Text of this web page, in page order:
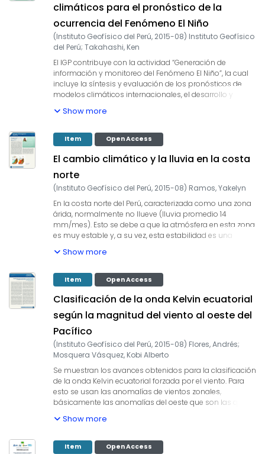
climáticos para el pronóstico de la
ocurrencia del Fenómeno El Niño
(Instituto Geofísico del Perú, 2015-08) Instituto Geofísico
del Perú; Takahashi, Ken
El IGP contribuye con la actividad “Generación de
información y monitoreo del Fenómeno El Niño”, la cual
incluye la síntesis y evaluación de los pronósticos de
modelos climáticos internacionales, el desarrollo y
el desarrollo de estudios científicos que fortalecerá en
Boletín tiene como objetivo difundir conocimientos
científicos, avances científicos y noticias relacionadas a
este tema, con la finalidad de mantener informados a
uso óptimo de la información presentada.
Show more
Item Open Access
El cambio climático y la lluvia en la costa
norte
(Instituto Geofísico del Perú, 2015-08) Ramos, Yakelyn
En la costa norte del Perú, caracterizada como una zona
árida, normalmente no llueve (lluvia promedio 14
mm/mes). Esto se debe a que la atmósfera en esta zona
es muy estable y, a su vez, esta estabilidad es una
subsidencia atmosférica, lo cual forma la llamada
cálidos y ligeros por encima de los aires de la capa
límite atmosférica adyacente a la superficie (Figura 1a;
Woodman y Takahashi, 2014). Sin embargo, durante
eventos El Niño, se ha llegado a experimentar lluvias muy
intensas, con truenos y relámpagos, gracias a que las
altas temperaturas facilitan el ascenso de masas de aire
húmedo hasta grandes alturas, donde la humedad se
condensa y luego cae como lluvia. Este proceso,
por la estabilidad atmosférica la cual cede durante El
Niño (Figura 1b). Para que se realice esto, la superficie del
mar debe calentarse hasta superar una temperatura
crítica (Tcrit), la cual reduce la inversión térmica y
permite que el aire ascienda (Graham y Barnett, 1987; Xie
Show more
Item Open Access
Clasificación de la onda Kelvin ecuatorial
según la magnitud del viento al oeste del
Pacífico
(Instituto Geofísico del Perú, 2015-08) Flores, Andrés;
Mosquera Vásquez, Kobi Alberto
Se muestran los avances obtenidos para la clasificación
de la onda Kelvin ecuatorial forzada por el viento. Para
esto se usan las anomalías de vientos zonales,
básicamente las anomalías del oeste que son las que
(Tropical Atmospheric Oceanic:
hasta el 31 de diciembre del 2014. En esta ocasión se
Show more
Item Open Access